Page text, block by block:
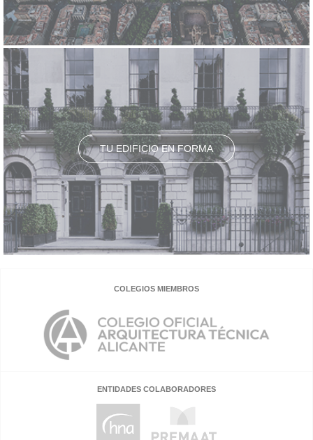
TU EDIFICIO EN FORMA
COLEGIOS MIEMBROS
ENTIDADES COLABORADORES